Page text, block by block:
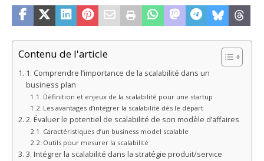
Contenu de l'article
1. Comprendre l’importance de la scalabilité dans un
business plan
Définition et enjeux de la scalabilité pour une startup
Les avantages d’intégrer la scalabilité dès le départ
2. Évaluer le potentiel de scalabilité de son modèle d’affaires
Caractéristiques d’un business model scalable
Outils pour mesurer la scalabilité
3. Intégrer la scalabilité dans la stratégie produit/service